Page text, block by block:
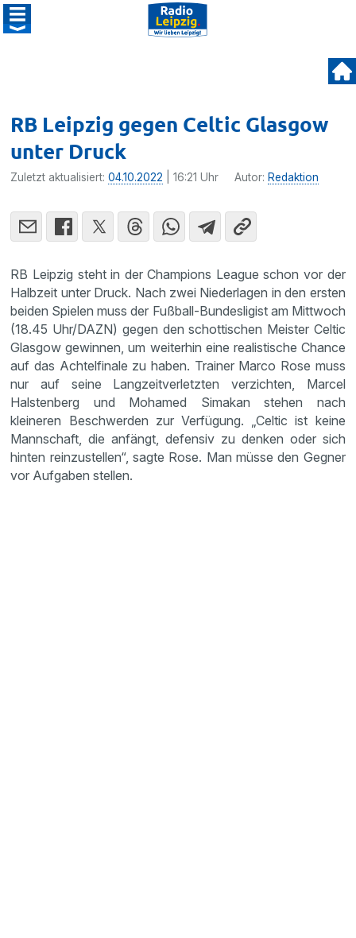
RB Leipzig gegen Celtic Glasgow
unter Druck
Zuletzt aktualisiert:04.10.2022 | 16:21 Uhr Autor: Redaktion
RB Leipzig steht in der Champions League schon vor der
Halbzeit unter Druck. Nach zwei Niederlagen in den ersten
beiden Spielen muss der Fußball-Bundesligist am Mittwoch
(18.45 Uhr/DAZN) gegen den schottischen Meister Celtic
Glasgow gewinnen, um weiterhin eine realistische Chance
auf das Achtelfinale zu haben. Trainer Marco Rose muss
nur auf seine Langzeitverletzten verzichten, Marcel
Halstenberg und Mohamed Simakan stehen nach
kleineren Beschwerden zur Verfügung. „Celtic ist keine
Mannschaft, die anfängt, defensiv zu denken oder sich
hinten reinzustellen“, sagte Rose. Man müsse den Gegner
vor Aufgaben stellen.